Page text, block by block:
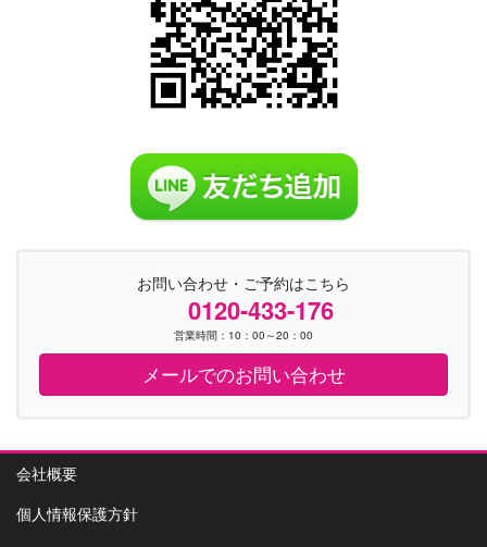
お問い合わせ・ご予約はこちら
0120-433-176
営業時間：10：00～20：00
メールでのお問い合わせ
会社概要
個人情報保護方針